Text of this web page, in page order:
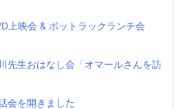
上映会 & ポットラックランチ会
先生おはなし会「オマールさんを訪
会を開きました